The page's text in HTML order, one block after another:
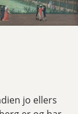
jo ellers